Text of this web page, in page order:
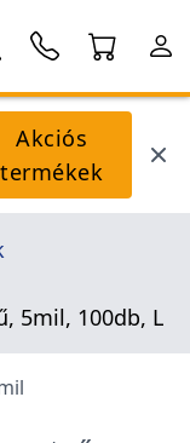
Akciós
termékek
5mil, 100db, L